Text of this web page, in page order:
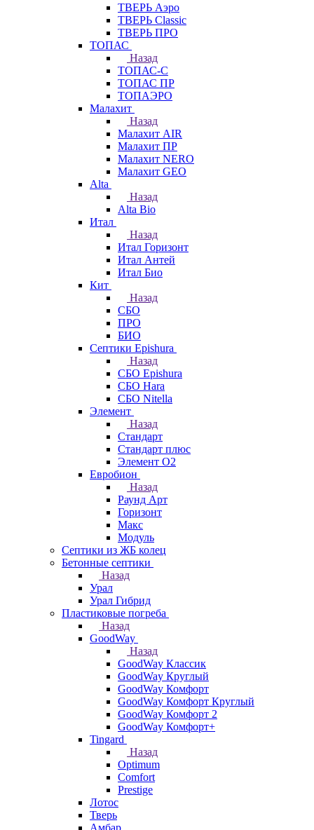
ТВЕРЬ Аэро
ТВЕРЬ Classic
ТВЕРЬ ПРО
ТОПАС
Назад
ТОПАС-С
ТОПАС ПР
ТОПАЭРО
Малахит
Назад
Малахит AIR
Малахит ПР
Малахит NERO
Малахит GEO
Alta
Назад
Alta Bio
Итал
Назад
Итал Горизонт
Итал Антей
Итал Био
Кит
Назад
СБО
ПРО
БИО
Септики Epishura
Назад
СБО Epishura
СБО Hara
СБО Nitella
Элемент
Назад
Стандарт
Стандарт плюс
Элемент О2
Евробион
Назад
Раунд Арт
Горизонт
Макс
Модуль
Септики из ЖБ колец
Бетонные септики
Назад
Урал
Урал Гибрид
Пластиковые погреба
Назад
GoodWay
Назад
GoodWay Классик
GoodWay Круглый
GoodWay Комфорт
GoodWay Комфорт Круглый
GoodWay Комфорт 2
GoodWay Комфорт+
Tingard
Назад
Optimum
Comfort
Prestige
Лотос
Тверь
Амбар